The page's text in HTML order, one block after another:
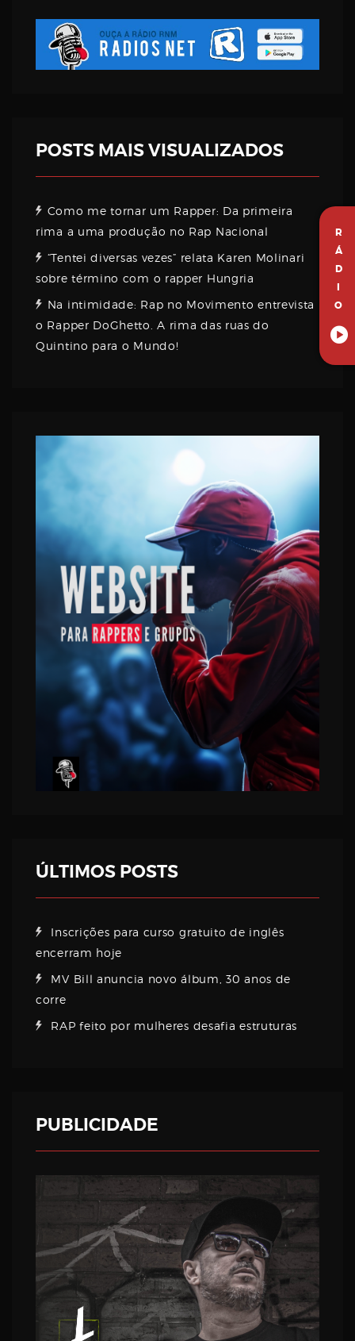
R
Á
D
I
O
POSTS MAIS VISUALIZADOS
Como me tornar um Rapper: Da primeira
rima a uma produção no Rap Nacional
“Tentei diversas vezes” relata Karen Molinari
sobre término com o rapper Hungria
Na intimidade: Rap no Movimento entrevista
o Rapper DoGhetto. A rima das ruas do
Quintino para o Mundo!
ÚLTIMOS POSTS
Inscrições para curso gratuito de inglês
encerram hoje
MV Bill anuncia novo álbum, 30 anos de
corre
RAP feito por mulheres desafia estruturas
PUBLICIDADE